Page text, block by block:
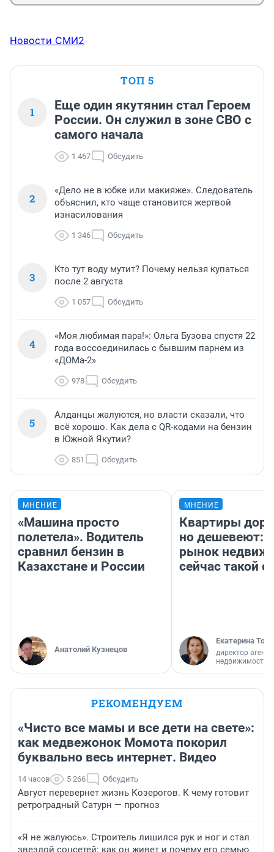
Новости СМИ2
ТОП 5
1
Еще один якутянин стал Героем
России. Он служил в зоне СВО с
самого начала
1 467 Обсудить
2
«Дело не в юбке или макияже». Следователь
объяснил, кто чаще становится жертвой
изнасилования
1 346 Обсудить
3
Кто тут воду мутит? Почему нельзя купаться
после 2 августа
1 057 Обсудить
4
«Моя любимая пара!»: Ольга Бузова спустя 22
года воссоединилась с бывшим парнем из
«ДОМа-2»
978 Обсудить
5
Алданцы жалуются, но власти сказали, что
всё хорошо. Как дела с QR-кодами на бензин
в Южной Якутии?
851 Обсудить
МНЕНИЕ
«Машина просто
полетела». Водитель
сравнил бензин в
Казахстане и России
Анатолий Кузнецов
МНЕНИЕ
Квартиры
но дешевеют:
рынок
сейчас такой
Екатерина
директор
недвижимости
РЕКОМЕНДУЕМ
«Чисто все мамы и все дети на свете»:
как медвежонок Момота покорил
буквально весь интернет. Видео
14 часов 5 266 Обсудить
Август перевернет жизнь Козерогов. К чему готовит
ретроградный Сатурн — прогноз
«Я не жалуюсь». Строитель лишился рук и ног и стал
звездой соцсетей: как он живет и почему его семью